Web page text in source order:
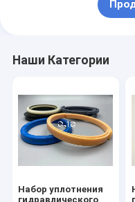
Втулка
Стальные костыли
Наши Категории
Набор уплотнения
гидравлического